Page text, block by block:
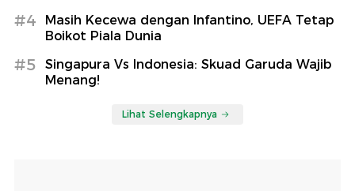
#4
Masih Kecewa dengan Infantino, UEFA Tetap
Boikot Piala Dunia
#5
Singapura Vs Indonesia: Skuad Garuda Wajib
Menang!
Lihat Selengkapnya